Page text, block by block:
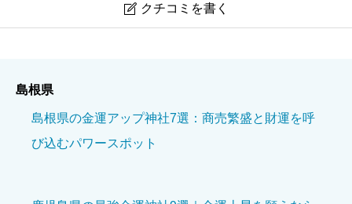
 クチコミを書く
島根県
島根県の金運アップ神社7選：商売繁盛と財運を呼
び込むパワースポット